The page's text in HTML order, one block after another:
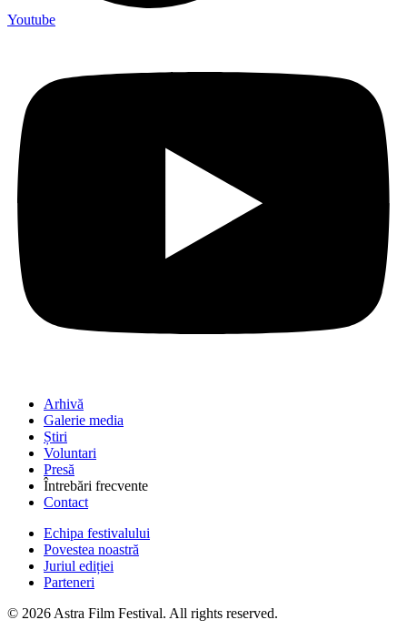
Youtube
Arhivă
Galerie media
Știri
Voluntari
Presă
Întrebări frecvente
Contact
Echipa festivalului
Povestea noastră
Juriul ediției
Parteneri
© 2026 Astra Film Festival. All rights reserved.